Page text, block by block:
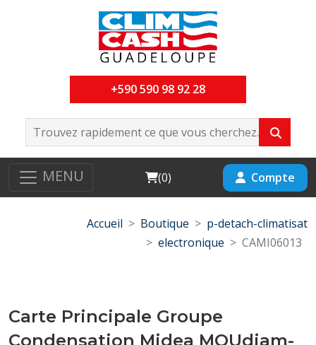
+590 590 98 92 28
MENU Cart
(0) Compte
Accueil Boutique
p-detach-climatisat
electronique
CAMI06013
Carte Principale Groupe
Condensation Midea MOUdiam-